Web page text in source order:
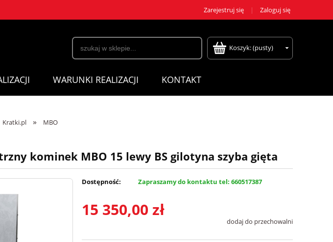
Zarejestruj się Zaloguj się
Koszyk:(pusty)
WARUNKI REALIZACJI KONTAKT
Kratki.pl » MBO
kominek MBO 15 lewy BS gilotyna szyba gięta
Dostępność: Zapraszamy do kontaktu tel: 660517387
15 350,00 zł
dodaj do przechowalni